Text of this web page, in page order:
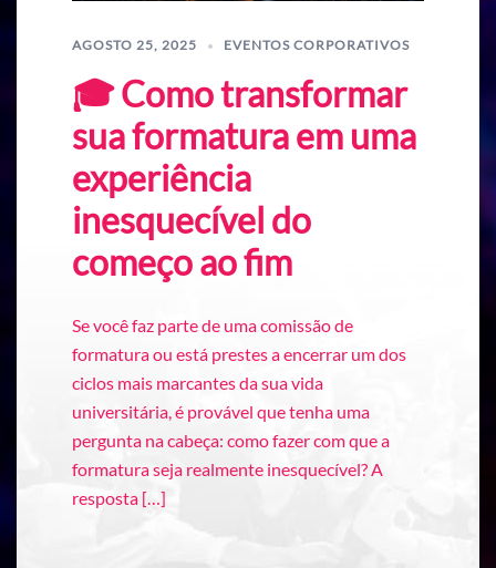
AGOSTO 25, 2025 EVENTOS CORPORATIVOS
🎓 Como transformar
sua formatura em uma
experiência
inesquecível do
começo ao fim
Se você faz parte de uma comissão de
formatura ou está prestes a encerrar um dos
ciclos mais marcantes da sua vida
universitária, é provável que tenha uma
pergunta na cabeça: como fazer com que a
formatura seja realmente inesquecível? A
resposta […]